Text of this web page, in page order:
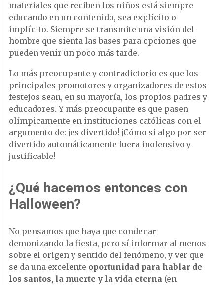
materiales que reciben los niños está siempre
educando en un contenido, sea explícito o
implícito. Siempre se transmite una visión del
hombre que sienta las bases para opciones que
pueden venir un poco más tarde.
Lo más preocupante y contradictorio es que los
principales promotores y organizadores de estos
festejos sean, en su mayoría, los propios padres y
educadores. Y más preocupante es que pasen
olímpicamente en instituciones católicas con el
argumento de: ¡es divertido! ¡Cómo si algo por ser
divertido automáticamente fuera inofensivo y
justificable!
¿Qué hacemos entonces con
Halloween?
No pensamos que haya que condenar
demonizando la fiesta, pero sí informar al menos
sobre el origen y sentido del fenómeno, y ver que
se da una excelente oportunidad para hablar de
los santos, la muerte y la vida eterna (en